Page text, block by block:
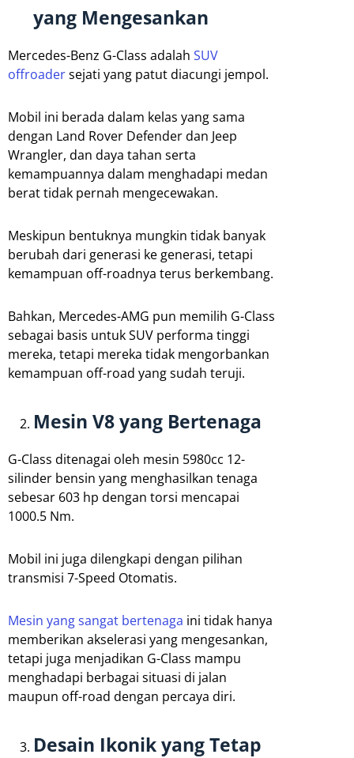
yang Mengesankan
Mercedes-Benz G-Class adalah SUV
offroadersejati yang patut diacungi jempol.
Mobil ini berada dalam kelas yang sama
dengan Land Rover Defender dan Jeep
Wrangler, dan daya tahan serta
kemampuannya dalam menghadapi medan
berat tidak pernah mengecewakan.
Meskipun bentuknya mungkin tidak banyak
berubah dari generasi ke generasi, tetapi
kemampuan off-roadnya terus berkembang.
Bahkan, Mercedes-AMG pun memilih G-Class
sebagai basis untuk SUV performa tinggi
mereka, tetapi mereka tidak mengorbankan
kemampuan off-road yang sudah teruji.
Mesin V8 yang Bertenaga
G-Class ditenagai oleh mesin 5980cc 12-
silinder bensin yang menghasilkan tenaga
sebesar 603 hp dengan torsi mencapai
1000.5 Nm.
Mobil ini juga dilengkapi dengan pilihan
transmisi 7-Speed Otomatis.
Mesin yang sangat bertenaga ini tidak hanya
memberikan akselerasi yang mengesankan,
tetapi juga menjadikan G-Class mampu
menghadapi berbagai situasi di jalan
maupun off-road dengan percaya diri.
Desain Ikonik yang Tetap